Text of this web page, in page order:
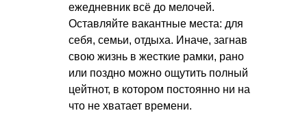
ежедневник всё до мелочей.
Оставляйте вакантные места: для
себя, семьи, отдыха. Иначе, загнав
свою жизнь в жесткие рамки, рано
или поздно можно ощутить полный
цейтнот, в котором постоянно ни на
что не хватает времени.